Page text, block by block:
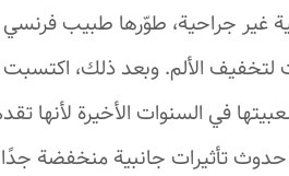
الألم. وبعد ذلك، اكتسبت
في السنوات الأخيرة
تأثيرات جانبية منخفضة